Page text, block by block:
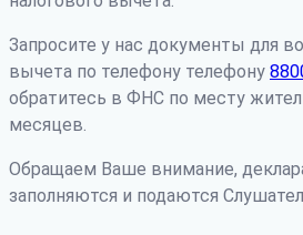
Запросите у нас документы для
вычета по телефону телефону
обратитесь в ФНС по месту
месяцев.
Обращаем Ваше внимание,
заполняются и подаются